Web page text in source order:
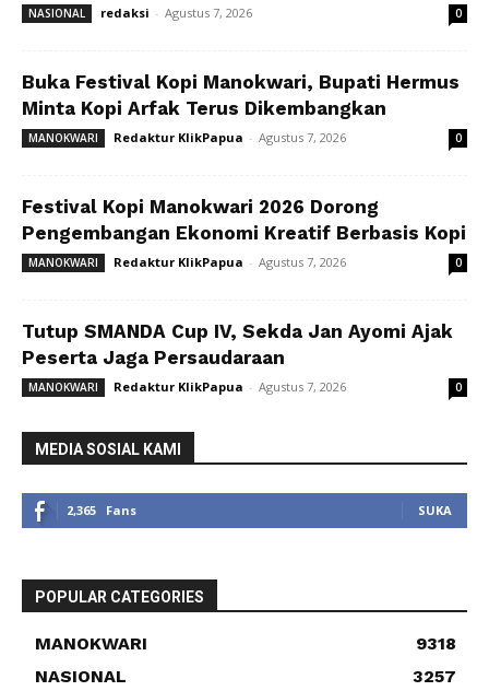
NASIONAL redaksi - Agustus 7, 2026 0
Buka Festival Kopi Manokwari, Bupati Hermus
Minta Kopi Arfak Terus Dikembangkan
MANOKWARI Redaktur KlikPapua - Agustus 7, 2026 0
Festival Kopi Manokwari 2026 Dorong
Pengembangan Ekonomi Kreatif Berbasis Kopi
MANOKWARI Redaktur KlikPapua - Agustus 7, 2026 0
Tutup SMANDA Cup IV, Sekda Jan Ayomi Ajak
Peserta Jaga Persaudaraan
MANOKWARI Redaktur KlikPapua - Agustus 7, 2026 0
MEDIA SOSIAL KAMI
2,365 Fans SUKA
POPULAR CATEGORIES
MANOKWARI
9318
NASIONAL
3257